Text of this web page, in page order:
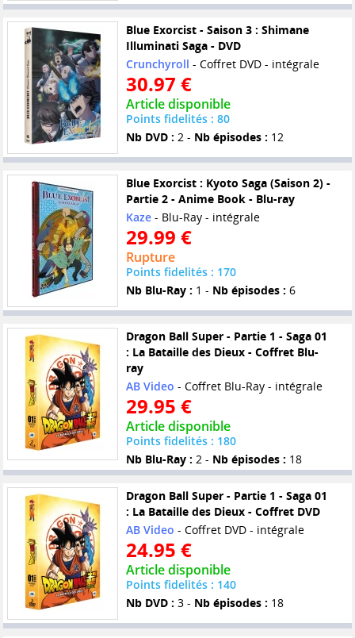
Blue Exorcist - Saison 3 : Shimane
Illuminati Saga - DVD
Crunchyroll - Coffret DVD - intégrale
30.97 €
Article disponible
Points fidelités : 80
Nb DVD : 2 - Nb épisodes : 12
Blue Exorcist : Kyoto Saga (Saison 2) -
Partie 2 - Anime Book - Blu-ray
Kaze- Blu-Ray - intégrale
29.99 €
Rupture
Points fidelités : 170
Nb Blu-Ray : 1 - Nb épisodes : 6
Dragon Ball Super - Partie 1 - Saga 01
: La Bataille des Dieux - Coffret Blu-
ray
AB Video - Coffret Blu-Ray - intégrale
29.95 €
Article disponible
Points fidelités : 180
Nb Blu-Ray : 2 - Nb épisodes : 18
Dragon Ball Super - Partie 1 - Saga 01
: La Bataille des Dieux - Coffret DVD
AB Video - Coffret DVD - intégrale
24.95 €
Article disponible
Points fidelités : 140
Nb DVD : 3 - Nb épisodes : 18